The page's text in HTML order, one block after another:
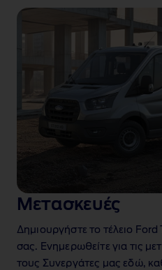
Μετασκευές
Δημιουργήστε το τέλειο Ford
σας. Ενημερωθείτε για τις
τους Συνεργάτες μας εδώ,